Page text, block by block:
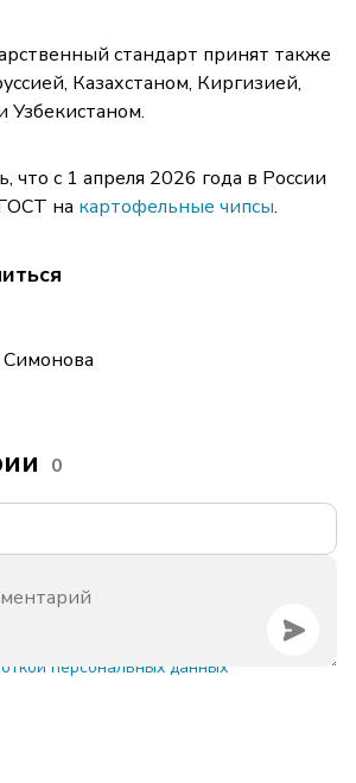
стандарт принят также
Казахстаном, Киргизией,
Узбекистаном.
что с 1 апреля 2026 года в России
на картофельные чипсы.
Симонова
0
персональных данных